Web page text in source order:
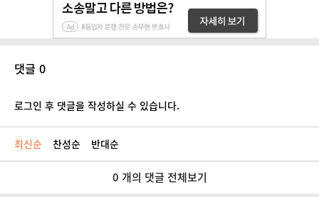
댓글 0
로그인 후 댓글을 작성하실 수 있습니다.
최신순 찬성순 반대순
0 개의 댓글 전체보기